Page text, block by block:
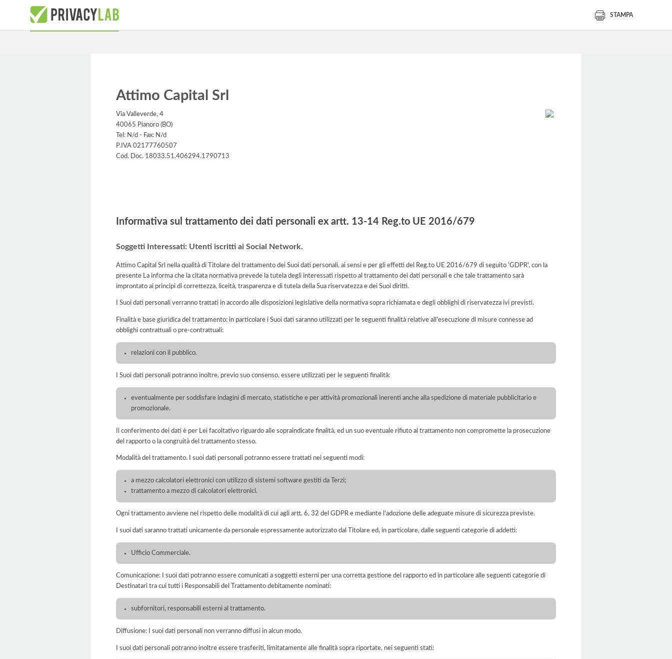
STAMPA
Attimo Capital Srl
Via Valleverde, 4
40065 Pianoro (BO)
Tel: N/d - Fax: N/d
P.IVA 02177760507
Cod. Doc. 18033.51.406294.1790713
Informativa sul trattamento dei dati personali ex artt. 13-14 Reg.to UE 2016/679
Soggetti Interessati: Utenti iscritti ai Social Network.
Attimo Capital Srl nella qualità di Titolare del trattamento dei Suoi dati personali, ai sensi e per gli effetti del Reg.to UE 2016/679 di seguito 'GDPR', con la
presente La informa che la citata normativa prevede la tutela degli interessati rispetto al trattamento dei dati personali e che tale trattamento sarà
improntato ai principi di correttezza, liceità, trasparenza e di tutela della Sua riservatezza e dei Suoi diritti.
I Suoi dati personali verranno trattati in accordo alle disposizioni legislative della normativa sopra richiamata e degli obblighi di riservatezza ivi previsti.
Finalità e base giuridica del trattamento: in particolare i Suoi dati saranno utilizzati per le seguenti finalità relative all’esecuzione di misure connesse ad
obblighi contrattuali o pre-contrattuali:
relazioni con il pubblico.
I Suoi dati personali potranno inoltre, previo suo consenso, essere utilizzati per le seguenti finalità:
eventualmente per soddisfare indagini di mercato, statistiche e per attività promozionali inerenti anche alla spedizione di materiale pubblicitario e
promozionale.
Il conferimento dei dati è per Lei facoltativo riguardo alle sopraindicate finalità, ed un suo eventuale rifiuto al trattamento non compromette la prosecuzione
del rapporto o la congruità del trattamento stesso.
Modalità del trattamento. I suoi dati personali potranno essere trattati nei seguenti modi:
a mezzo calcolatori elettronici con utilizzo di sistemi software gestiti da Terzi;
trattamento a mezzo di calcolatori elettronici.
Ogni trattamento avviene nel rispetto delle modalità di cui agli artt. 6, 32 del GDPR e mediante l'adozione delle adeguate misure di sicurezza previste.
I suoi dati saranno trattati unicamente da personale espressamente autorizzato dal Titolare ed, in particolare, dalle seguenti categorie di addetti:
Ufficio Commerciale.
Comunicazione: I suoi dati potranno essere comunicati a soggetti esterni per una corretta gestione del rapporto ed in particolare alle seguenti categorie di
Destinatari tra cui tutti i Responsabili del Trattamento debitamente nominati:
subfornitori, responsabili esterni al trattamento.
Diffusione: I suoi dati personali non verranno diffusi in alcun modo.
I suoi dati personali potranno inoltre essere trasferiti, limitatamente alle finalità sopra riportate, nei seguenti stati: